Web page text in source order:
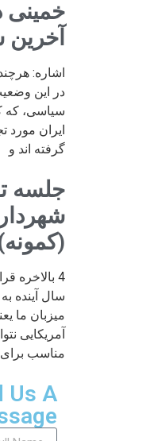
خمینی
اشاره:
در این
سیاسی، که
ایران مورد
گرفته اند و
جلسه
4 بالاخره
سال آینده
میزبان ما
آمریکایی
مناسب برای
Us A